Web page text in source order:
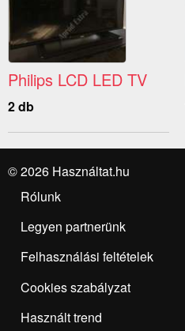
Philips LCD LED TV
2 db
© 2026 Használtat.hu
Rólunk
Legyen partnerünk
Felhasználási feltételek
Cookies szabályzat
Használt trend